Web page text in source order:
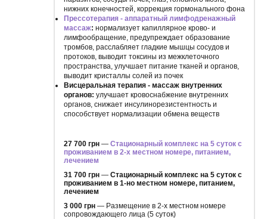
нижних конечностей, коррекция гормонального фона
Прессотерапия - аппаратный лимфодренажный
массаж: нормализует капиллярное крово- и
лимфообращение, предупреждает образование
тромбов, расслабляет гладкие мышцы сосудов и
протоков, выводит токсины из межклеточного
пространства, улучшает питание тканей и органов,
выводит кристаллы солей из почек
Висцеральная терапия - массаж внутренних
органов: улучшает кровоснабжение внутренних
органов, снижает инсулинорезистентность и
способствует нормализации обмена веществ
27 700 грн — Стационарный комплекс на 5 суток с
проживанием в 2-х местном номере, питанием,
лечением
31 700 грн — Стационарный комплекс на 5 суток с
проживанием в 1-но местном номере, питанием,
лечением
3 000 грн — Размещение в 2-х местном номере
сопровождающего лица (5 суток)